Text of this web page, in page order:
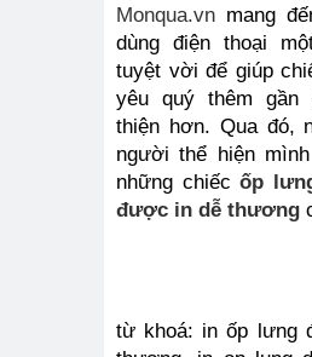
Monqua.vn mang
dùng điện thoại
tuyệt vời để giúp
yêu quý thêm gần
thiện hơn. Qua đó,
người thể hiện
những chiếc ốp
được in dễ thương
từ khoá: in ốp lưng